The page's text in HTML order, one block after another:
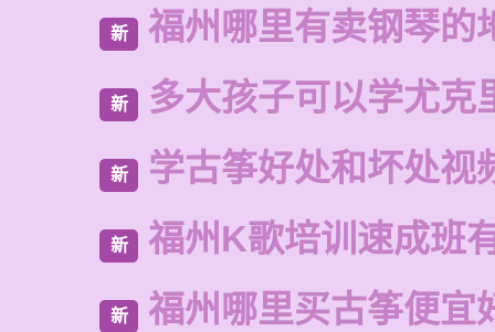
新 福州哪里有卖钢琴的
新 多大孩子可以学尤克
新 学古筝好处和坏处视
新 福州K歌培训速成班
新 福州哪里买古筝便宜